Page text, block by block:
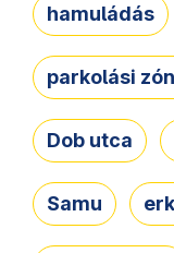
hamuládás
parkolási
Dob utca
Samu